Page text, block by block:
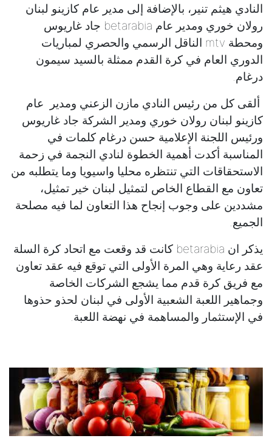
النادي هيثم تنير، بالإضافة إلى مدير عام كازينو لبنان
رولان خوري ومدير عام betarabia جاد غاريوس
ومحطة mtv الناقل الرسمي والحصري لمباريات
الدوري العام في كرة القدم ممثلة بالسيد سيمون
درغام.
ألقى كل من رئيس النادي مازن الزعني ومدير عام
كازينو لبنان رولان خوري ومدير الشركة جاد غاريوس
ورئيس اللجنة الإعلامية حسن درغام كلمات في
المناسبة أكدت أهمية الخطوة لنادي النجمة في زحمة
الاستحقاقات التي تنتظره محليا واسيويا وما يتطلبه من
تعاون مع القطاع الخاص لتمثيل لبنان خير تمثيل،
مشددين على وجوب إنجاح هذا التعاون لما فيه مصلحة
الجميع.
يذكر ان betarabia كانت قد وقعت مع اتحاد كرة السلة
عقد رعاية وهي المرة الأولى التي توقع فيه عقد تعاون
مع فريق كرة قدم مما يشجع الشركات الخاصة
وجماهير اللعبة الشعبية الأولى في لبنان لحذو حذوها
في الإستثمار والمساهمة في نهضة اللعبة.